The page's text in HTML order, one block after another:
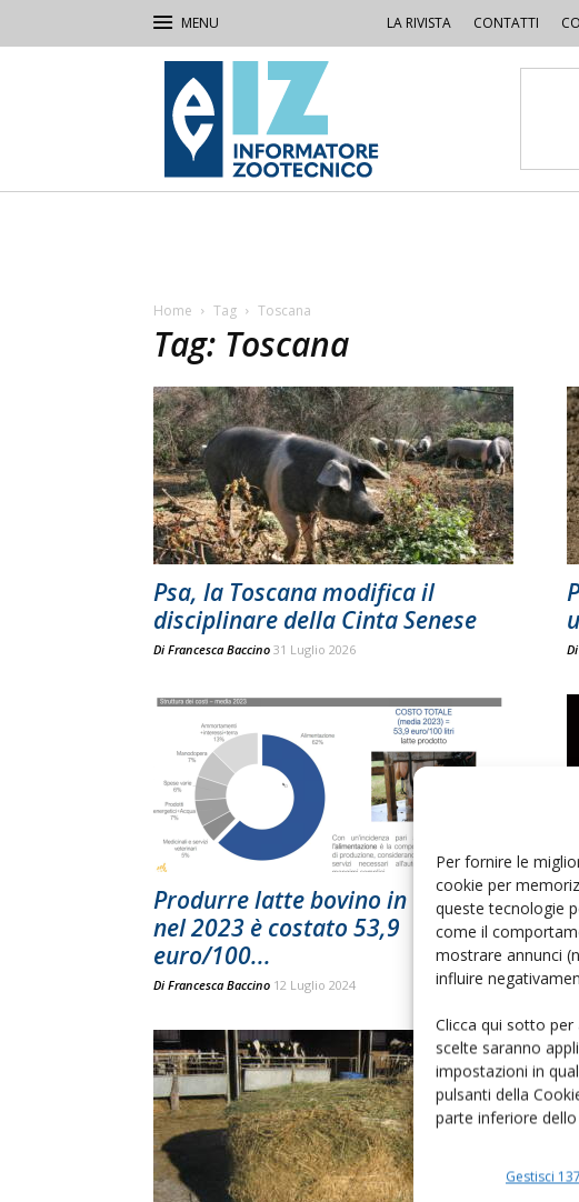
Per fornire le
cookie per
queste tecnologie
come il
mostrare annunci
influire
Clicca qui sotto
scelte saranno
impostazioni in
pulsanti della
parte inferiore
Gestisci
LA RIVISTA CONTATTI
IZ
Informatore
Zootecnico
Home Tag Toscana
Tag: Toscana
Psa, la Toscana modifica il
disciplinare della Cinta Senese
Di Francesca Baccino 31 Luglio 2026
Produrre latte bovino in Toscana
nel 2023 è costato 53,9
euro/100...
Di Francesca Baccino 12 Luglio 2024